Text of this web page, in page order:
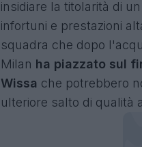
insidiare la titolarità di
infortuni e prestazioni
squadra che dopo
Milan ha piazzato sul
Wissa che potrebbero
ulteriore salto di qualità